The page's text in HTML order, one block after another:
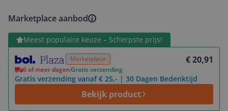
Marketplace aanbod
Meest populaire keuze – Scherpste prijs!
Marketplace € 20,91
6 of meer dagenGratis verzending
Gratis verzending vanaf € 25,- | 30 Dagen Bedenktijd
Bekijk product
Bekijk product